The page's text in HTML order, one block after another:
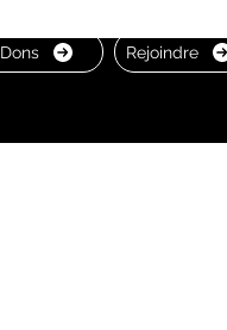
Dons Rejoindre